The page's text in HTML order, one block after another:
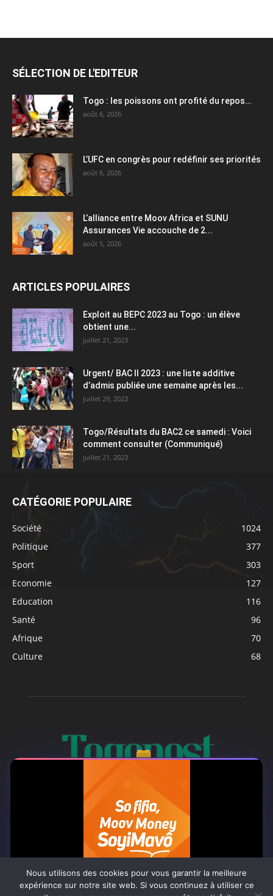
SÉLECTION DE L'EDITEUR
Togo : les poissons ont profité du repos…
août 6, 2026
L’UFC en congrès pour redéfinir ses priorités
août 6, 2026
L’alliance entre Moov Africa et SUNU
Assurances Vie accouche de 2...
août 5, 2026
ARTICLES POPULAIRES
Exploit au BEPC 2023 au Togo : un élève
obtient une...
juillet 21, 2023
Urgent/ BAC II 2023 : une liste additive
d’admis publiée une semaine après les...
juillet 29, 2023
Togo/Résultats du BAC2 ce samedi : Voici
comment consulter (Communiqué)
juillet 21, 2023
CATÉGORIE POPULAIRE
Société
1024
Politique
377
Sport
303
Economie
127
Education
116
Santé
96
Afrique
70
Culture
68
À PROPOS
Togo Post est un site d'information en ligne ...
Tel : +228 98 42 82 18
Nous utilisons des cookies pour vous garantir la meilleure
expérience sur notre site web. Si vous continuez à utiliser ce